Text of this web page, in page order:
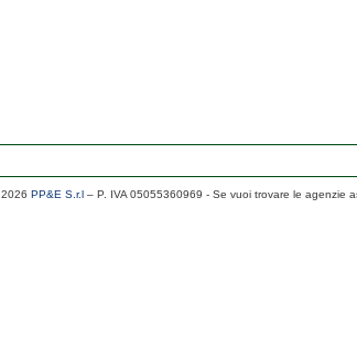
2026 PP&E S.r.l– P. IVA 05055360969 - Se vuoi trovare le agenzie